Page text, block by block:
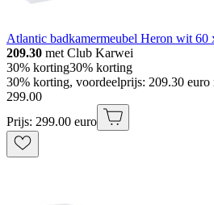
Atlantic badkamermeubel Heron wit 60
209.30 met Club Karwei
30% korting30% korting
30% korting, voordeelprijs: 209.30
299.00
Prijs: 299.00 euro